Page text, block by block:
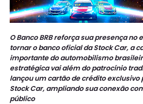
O Banco BRB reforça sua presença no
tornar o banco oficial da Stock Car, a
importante do automobilismo
estratégica vai além do patrocínio
lançou um cartão de crédito exclusivo
Stock Car, ampliando sua conexão
público